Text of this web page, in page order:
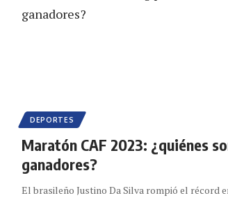
DEPORTES
Maratón CAF 2023: ¿quiénes
ganadores?
El brasileño Justino Da Silva rompió el récord